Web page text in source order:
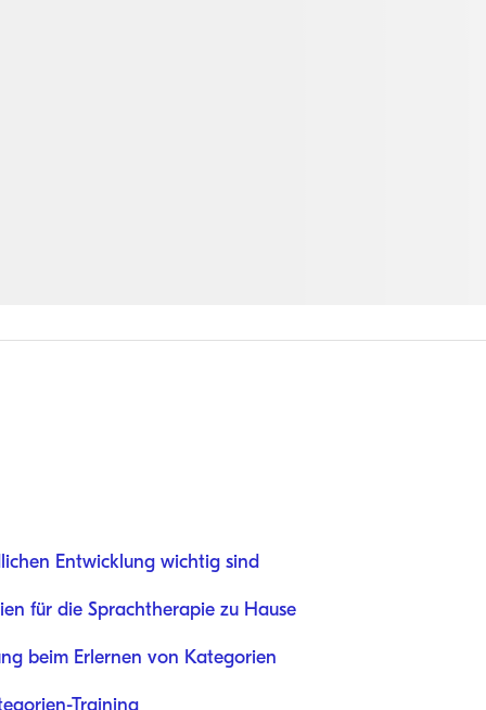
Entwicklung wichtig sind
für die Sprachtherapie zu Hause
beim Erlernen von Kategorien
Training